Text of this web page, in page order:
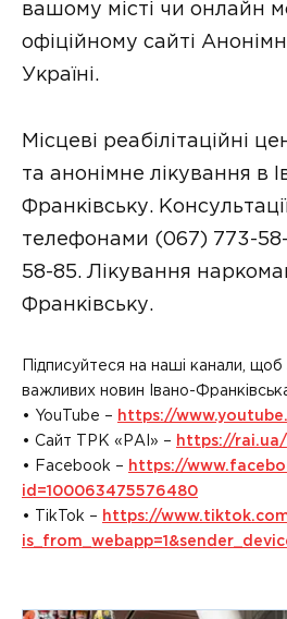
вашому місті чи онлайн
офіційному сайті
Україні.
Місцеві реабілітаційні
та анонімне лікування в
Франківську.
телефонами (067) 773-
58-85. Лікування
Франківську.
Підписуйтеся на наші канали, щоб
важливих новин Івано-
• YouTube – https://
• Сайт ТРК «РАІ» – https://rai.ua/
• Facebook – https://
id=100063475576480
• TikTok – https://